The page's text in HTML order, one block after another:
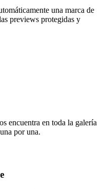
una marca de
previews protegidas y
encuentra en toda la galería
por una.